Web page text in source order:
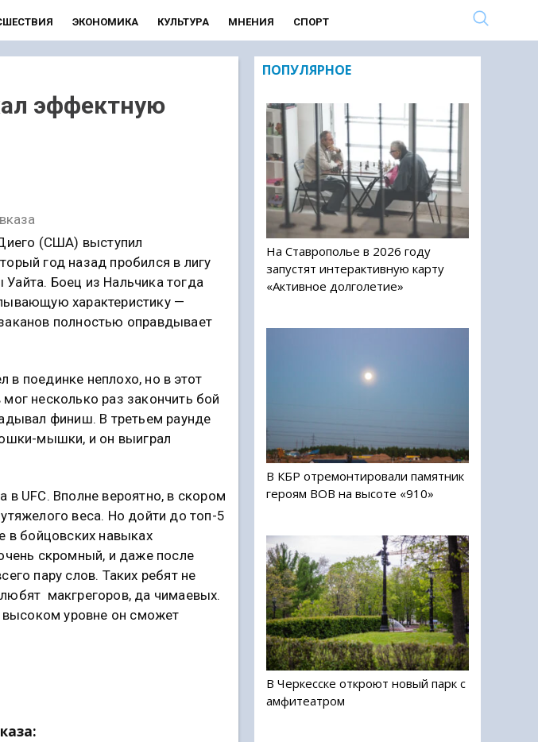
ЭКОНОМИКА КУЛЬТУРА МНЕНИЯ СПОРТ
эффектную
(США) выступил
год назад пробился в лигу
Боец из Нальчика тогда
характеристику —
полностью оправдывает
поединке неплохо, но в этот
несколько раз закончить бой
финиш. В третьем раунде
мышки, и он выиграл
в UFC. Вполне вероятно, в скором
веса. Но дойти до топ-5
в бойцовских навыках
скромный, и даже после
пару слов. Таких ребят не
макгрегоров, да чимаевых.
уровне он сможет
ПОПУЛЯРНОЕ
На Ставрополье в 2026 году
запустят интерактивную карту
«Активное долголетие»
В КБР отремонтировали памятник
героям ВОВ на высоте «910»
В Черкесске откроют новый парк с
амфитеатром